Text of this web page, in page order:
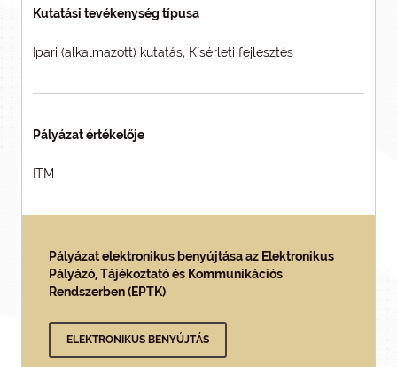
Kutatási tevékenység típusa
Ipari (alkalmazott) kutatás, Kísérleti fejlesztés
Pályázat értékelője
ITM
Pályázat elektronikus benyújtása az Elektronikus
Pályázó, Tájékoztató és Kommunikációs
Rendszerben (EPTK)
ELEKTRONIKUS BENYÚJTÁS